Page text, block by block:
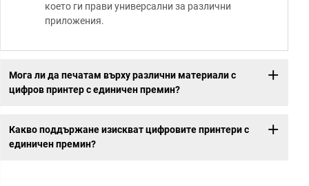
което ги прави универсални за различни
приложения.
Мога ли да печатам върху различни материали с
цифров принтер с единичен премин?
Какво поддържане изискват цифровите принтери с
единичен премин?